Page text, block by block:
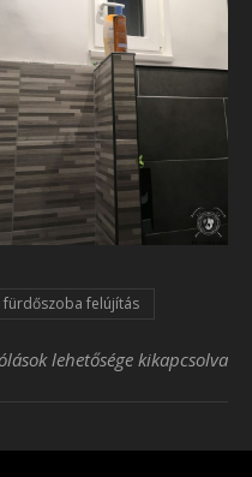
fürdőszoba felújítás
felújítás bejegyzéshez
lehetősége kikapcsolva